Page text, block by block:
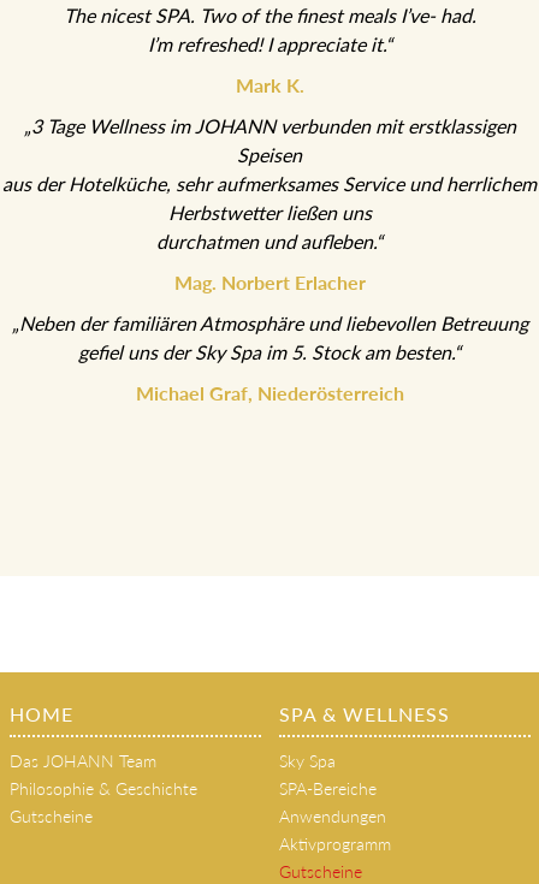
The nicest SPA. Two of the finest meals I’ve- had.
I’m refreshed! I appreciate it.“
Mark K.
„3 Tage Wellness im JOHANN verbunden mit erstklassigen
Speisen
aus der Hotelküche, sehr aufmerksames Service und herrlichem
Herbstwetter ließen uns
durchatmen und aufleben.“
Mag. Norbert Erlacher
„Neben der familiären Atmosphäre und liebevollen Betreuung
gefiel uns der Sky Spa im 5. Stock am besten.“
Michael Graf, Niederösterreich
HOME
Das JOHANN Team
Philosophie & Geschichte
Gutscheine
SPA & WELLNESS
Sky Spa
SPA-Bereiche
Anwendungen
Aktivprogramm
Gutscheine